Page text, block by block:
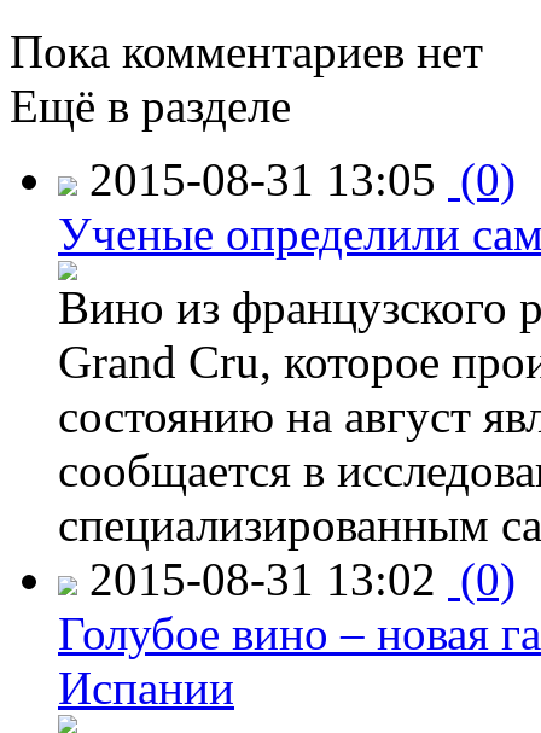
Пока комментариев нет
Ещё в разделе
2015-08-31 13:05 (0)
Ученые определили
Вино из французского
Grand Cru, которое
состоянию на август
сообщается в
специализированным
2015-08-31 13:02 (0)
Голубое вино – новая
Испании